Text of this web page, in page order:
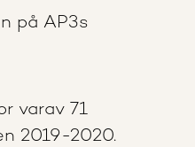
på AP3s
varav 71
2019-2020.